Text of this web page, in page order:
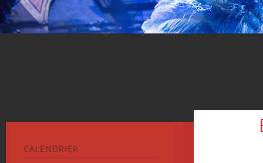
CALENDRIER